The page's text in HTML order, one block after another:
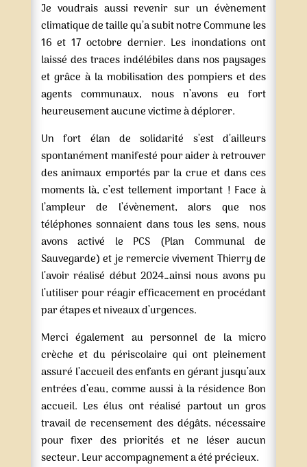
Je voudrais aussi revenir sur un évènement
climatique de taille qu’a subit notre Commune les
16 et 17 octobre dernier. Les inondations ont
laissé des traces indélébiles dans nos paysages
et grâce à la mobilisation des pompiers et des
agents communaux, nous n’avons eu fort
heureusement aucune victime à déplorer.
Un fort élan de solidarité s’est d’ailleurs
spontanément manifesté pour aider à retrouver
des animaux emportés par la crue et dans ces
moments là, c’est tellement important ! Face à
l’ampleur de l’évènement, alors que nos
téléphones sonnaient dans tous les sens, nous
avons activé le PCS (Plan Communal de
Sauvegarde) et je remercie vivement Thierry de
l’avoir réalisé début 2024…ainsi nous avons pu
l’utiliser pour réagir efficacement en procédant
par étapes et niveaux d’urgences.
Merci également au personnel de la micro
crèche et du périscolaire qui ont pleinement
assuré l’accueil des enfants en gérant jusqu’aux
entrées d’eau, comme aussi à la résidence Bon
accueil. Les élus ont réalisé partout un gros
travail de recensement des dégâts, nécessaire
pour fixer des priorités et ne léser aucun
secteur. Leur accompagnement a été précieux.